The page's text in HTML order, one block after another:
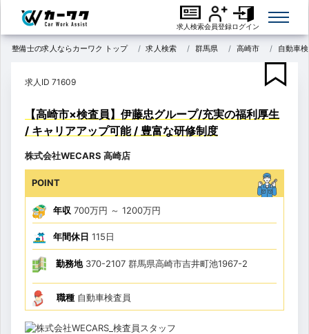
求人検索会員登録ログイン
整備士の求人ならカーワク トップ 求人検索 群馬県 高崎市 自動車
求人ID 71609
【高崎市×検査員】伊藤忠グループ/充実の福利厚生
/ キャリアアップ可能 / 豊富な研修制度
株式会社WECARS 高崎店
POINT
年収 700万円 ～ 1200万円
年間休日 115日
勤務地370-2107 群馬県高崎市吉井町池1967-2
職種 自動車検査員